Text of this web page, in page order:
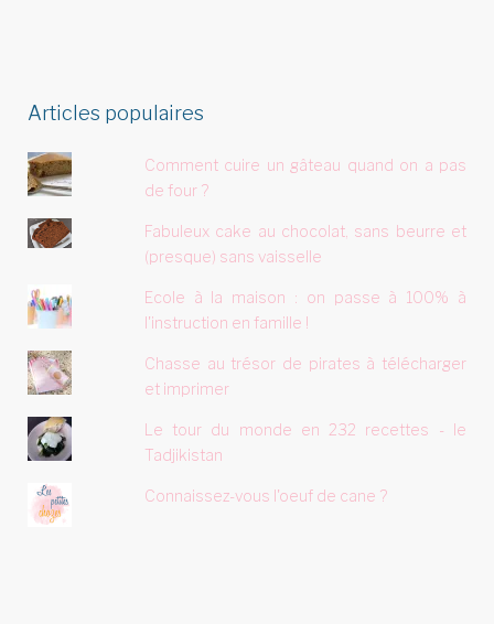
Articles populaires
Comment cuire un gâteau quand on a pas
de four ?
Fabuleux cake au chocolat, sans beurre et
(presque) sans vaisselle
Ecole à la maison : on passe à 100% à
l'instruction en famille !
Chasse au trésor de pirates à télécharger
et imprimer
Le tour du monde en 232 recettes - le
Tadjikistan
Connaissez-vous l'oeuf de cane ?